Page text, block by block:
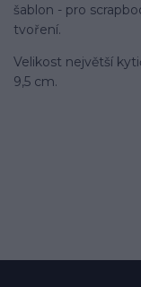
šablon - pro
tvoření.
Velikost největší
9,5 cm.